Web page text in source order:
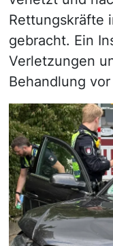
Rettungskräfte
gebracht. Ein
Verletzungen
Behandlung